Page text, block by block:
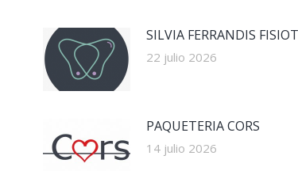
SILVIA FERRANDIS
22 julio 2026
PAQUETERIA CORS
14 julio 2026